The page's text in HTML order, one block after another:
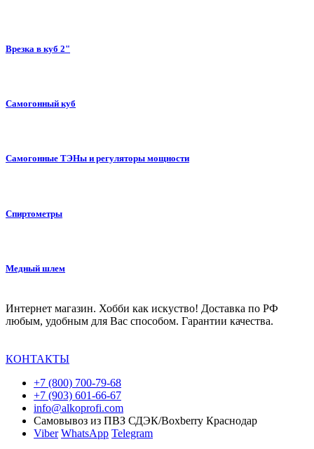
Врезка в куб 2"
Самогонный куб
Самогонные ТЭНы и регуляторы мощности
Спиртометры
Медный шлем
Интернет магазин. Хобби как искуство! Доставка по РФ
любым, удобным для Вас способом. Гарантии качества.
КОНТАКТЫ
+7 (800) 700-79-68
+7 (903) 601-66-67
info@alkoprofi.com
Самовывоз из ПВЗ СДЭК/Boxberry Краснодар
Viber WhatsApp Telegram